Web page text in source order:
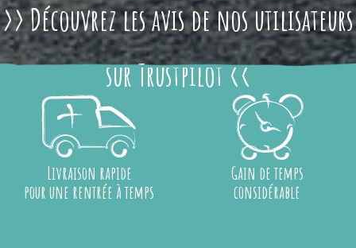
>> Découvrez les avis de nos utilisateurs
sur Trustpilot <<
Livraison rapide
pour une rentrée à temps
Gain de temps
considérable